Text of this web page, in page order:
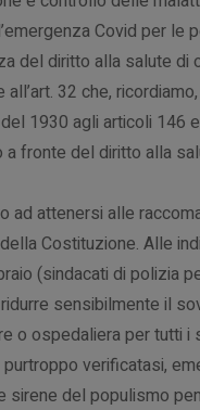
Covid per le
del diritto alla salute di
32 che,
1930 agli articoli 146
fronte del diritto alla
ad attenersi alle
Costituzione. Alle
(sindacati di polizia
sensibilmente il
o ospedaliera per tutti
verificatasi,
del populismo